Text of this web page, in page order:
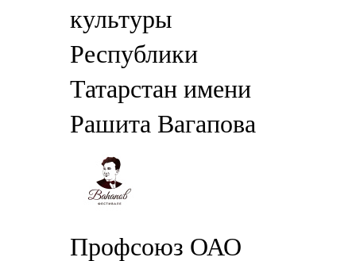
культуры
Республики
Татарстан имени
Рашита Вагапова
Профсоюз ОАО